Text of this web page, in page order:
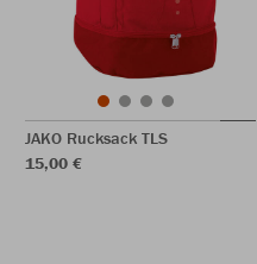
JAKO Rucksack TLS
15,00 €